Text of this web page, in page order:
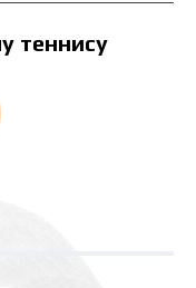
теннису